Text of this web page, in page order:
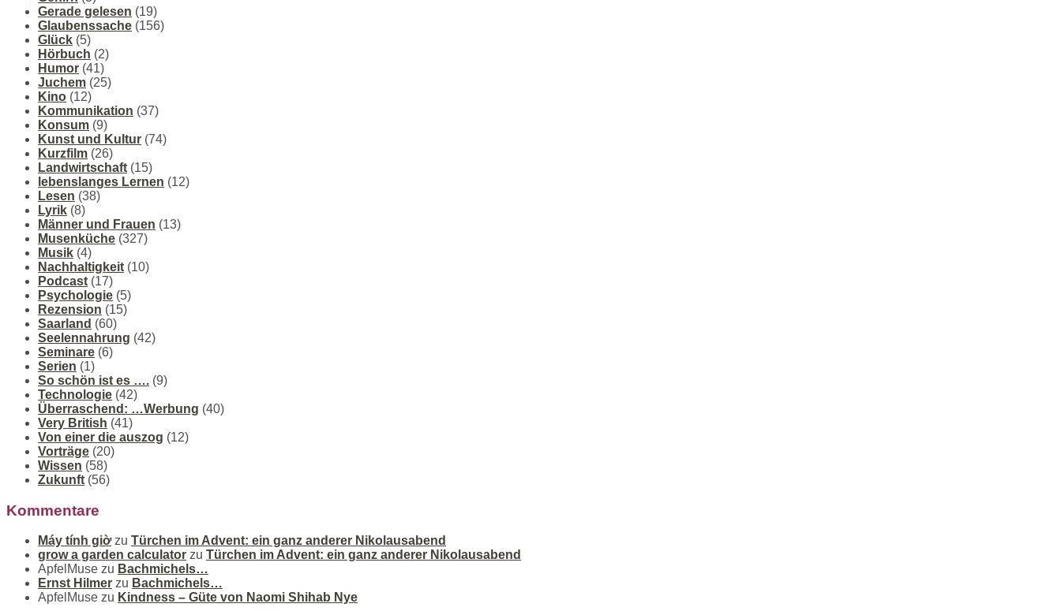
Gerade gelesen (19)
Glaubenssache (156)
Glück (5)
Hörbuch (2)
Humor (41)
Juchem (25)
Kino (12)
Kommunikation (37)
Konsum (9)
Kunst und Kultur (74)
Kurzfilm (26)
Landwirtschaft (15)
lebenslanges Lernen (12)
Lesen (38)
Lyrik (8)
Männer und Frauen (13)
Musenküche (327)
Musik (4)
Nachhaltigkeit (10)
Podcast (17)
Psychologie (5)
Rezension (15)
Saarland (60)
Seelennahrung (42)
Seminare (6)
Serien (1)
So schön ist es …. (9)
Technologie (42)
Überraschend: …Werbung (40)
Very British (41)
Von einer die auszog (12)
Vorträge (20)
Wissen (58)
Zukunft (56)
Kommentare
Máy tính giờzu Türchen im Advent: ein ganz anderer Nikolausabend
grow a garden calculator zu Türchen im Advent: ein ganz anderer Nikolausabend
ApfelMuse zu Bachmichels…
Ernst Hilmer zu Bachmichels…
ApfelMuse zu Kindness – Güte von Naomi Shihab Nye